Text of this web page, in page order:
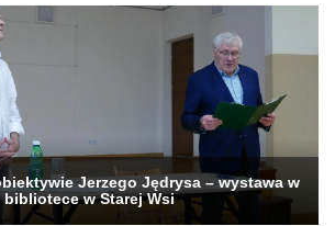
Jerzego Jędrysa – wystawa w
bibliotece w Starej Wsi